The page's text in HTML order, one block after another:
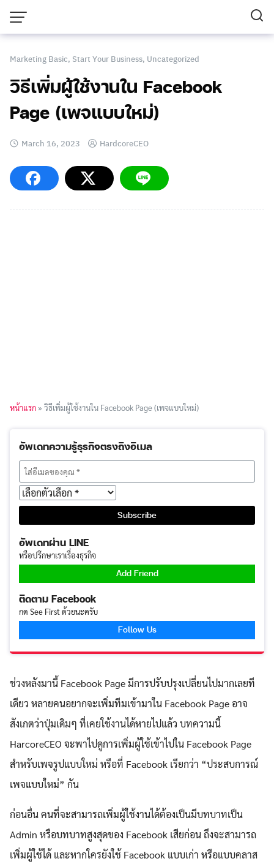
content
Marketing Basic, Start Your Business, Uncategorized
วิธีเพิ่มผู้ใช้งานใน Facebook
Page (เพจแบบใหม่)
March 16, 2023 HardcoreCEO
หน้าแรก » วิธีเพิ่มผู้ใช้งานใน Facebook Page (เพจแบบใหม่)
อัพเดทความรู้ธุรกิจตรงถึงอีเมล
อัพเดทผ่าน LINE
หรือปรึกษาเราเรื่องธุรกิจ
Add Friend
ติดตาม Facebook
กด See First ด้วยนะครับ
Follow Us
ช่วงหลังมานี้ Facebook Page มีการปรับปรุงเปลี่ยนไปมากเลยที
เดียว หลายคนอยากจะเพิ่มทีมเข้ามาใน Facebook Page อาจ
สังเกตว่าปุ่มเดิมๆ ที่เคยใช้งานได้หายไปแล้ว บทความนี้
HarcoreCEO จะพาไปดูการเพิ่มผู้ใช้เข้าไปใน Facebook Page
สำหรับเพจรูปแบบใหม่ หรือที่ Facebook เรียกว่า “ประสบการณ์
เพจแบบใหม่” กัน
ก่อนอื่น คนที่จะสามารถเพิ่มผู้ใช้งานได้ต้องเป็นมีบทบาทเป็น
Admin หรือบทบาทสูงสุดของ Facebook เสียก่อน ถึงจะสามารถ
เพิ่มผู้ใช้ได้ และหากใครยังใช้ Facebook แบบเก่า หรือแบบคลาส